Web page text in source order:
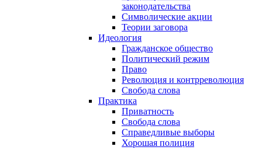
законодательства
Символические акции
Теории заговора
Идеология
Гражданское общество
Политический режим
Право
Революция и контрреволюция
Свобода слова
Практика
Приватность
Свобода слова
Справедливые выборы
Хорошая полиция